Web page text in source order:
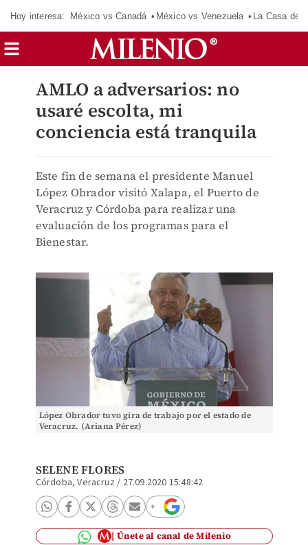
Hoy interesa: México vs Canadá México vs Venezuela La Casa de
AMLO a adversarios: no
usaré escolta, mi
conciencia está tranquila
Este fin de semana el presidente Manuel
López Obrador visitó Xalapa, el Puerto de
Veracruz y Córdoba para realizar una
evaluación de los programas para el
Bienestar.
López Obrador tuvo gira de trabajo por el estado de
Veracruz. (Ariana Pérez)
SELENE FLORES
Córdoba, Veracruz / 27.09.2020 15:48:42
Únete al canal de Milenio